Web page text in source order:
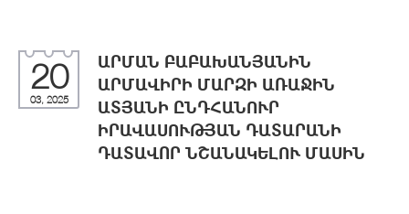
20
03, 2025
ԱՐՄԱՆ ԲԱԲԱԽԱՆՅԱՆԻՆ
ԱՐՄԱՎԻՐԻ ՄԱՐԶԻ ԱՌԱՋԻՆ
ԱՏՅԱՆԻ ԸՆԴՀԱՆՈՒՐ
ԻՐԱՎԱՍՈՒԹՅԱՆ ԴԱՏԱՐԱՆԻ
ԴԱՏԱՎՈՐ ՆՇԱՆԱԿԵԼՈՒ ՄԱՍԻՆ